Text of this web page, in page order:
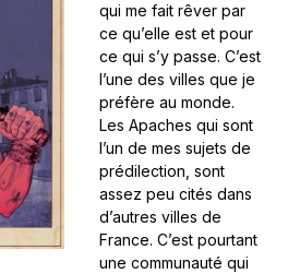
qui me fait rêver par
ce qu’elle est et pour
ce qui s’y passe. C’est
l’une des villes que je
préfère au monde.
Les Apaches qui sont
l’un de mes sujets de
prédilection, sont
assez peu cités dans
d’autres villes de
France. C’est pourtant
une communauté qui